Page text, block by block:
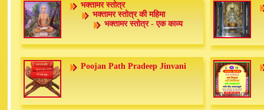
भक्तामर स्तोत्र
भक्तामर स्तोत्र की महिमा
भक्तामर स्तोत्र - एक काव्य
Poojan Path Pradeep Jinvani